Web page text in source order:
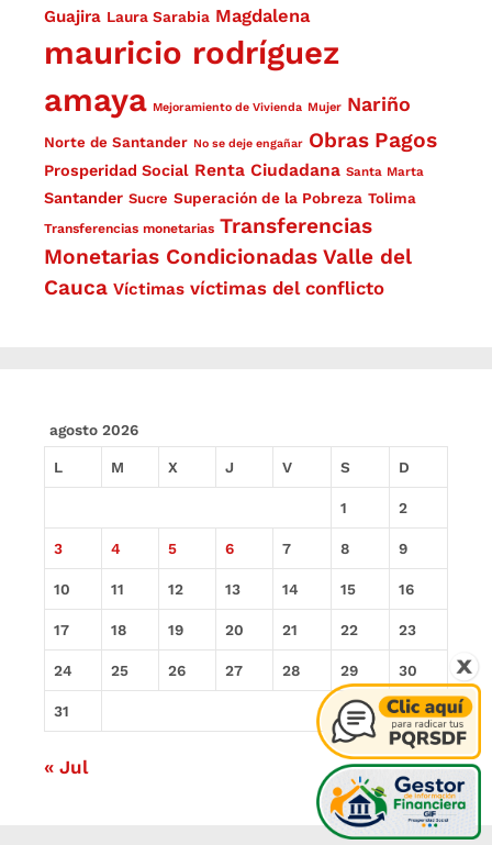
Guajira Laura Sarabia Magdalena
mauricio rodríguez
amaya Mejoramiento de Vivienda Mujer Nariño
Norte de Santander No se deje engañar Obras Pagos
Prosperidad Social Renta Ciudadana Santa Marta
Santander Sucre Superación de la Pobreza Tolima
Transferencias monetarias Transferencias
Monetarias Condicionadas Valle del
Cauca Víctimas víctimas del conflicto
agosto 2026
L M X J V S D
1 2
3 4 5 6 7 8 9
10 11 12 13 14 15 16
17 18 19 20 21 22 23
24 25 26 27 28 29 30
31
« Jul